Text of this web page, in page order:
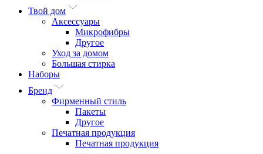
Твой дом
Аксессуары
Микрофибры
Другое
Уход за домом
Большая стирка
Наборы
Бренд
Фирменный стиль
Пакеты
Другое
Печатная продукция
Печатная продукция